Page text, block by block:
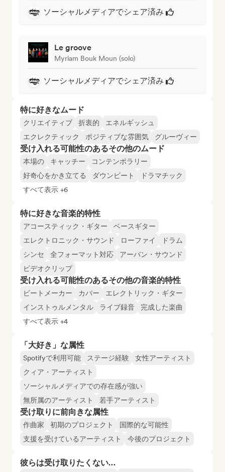
ソーシャルメディアでシェア済み
Le groove
Myriam Bouk Moun (solo)
ソーシャルメディアでシェア済み
特に好きなムード
クリエイティブ 折衷的
エネルギッシュ
エクレクティック
ポジティブな雰囲気 グルーヴィー
受け入れる可能性のあるその他のムード
本場の キャッチー
コンテンポラリー
好奇心をかき立てる
ダウンビート
ドラマチック
すべて表示 +6
特に好きな音楽的特性
アコースティック・ギター
ベースギター
エレクトロニック・サウンド
ローファイ
ドラム
シンセ
全フォーマット対応
アーバン・サウンド
ビデオクリップ
受け入れる可能性のあるその他の音楽的特性
ビートメーカー カバー
エレクトリック・ギター
インストゥルメンタル
ライブ録音
完成した楽曲
すべて表示 +4
「大好き」な属性
Spotifyで利用可能 ステージ経験
女性アーティスト
クィア・アーティスト
ソーシャルメディアでの存在感が強い
無所属のアーティスト
若手アーティスト
受け取りに前向きな属性
作曲家 初期のプロジェクト
国際的な可能性
支援を受けているアーティスト
今後のプロジェクト
彼らは受け取りたくない…